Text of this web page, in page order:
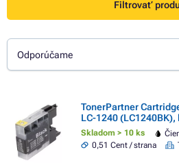
Filtrovať
Odporúčame
TonerPartner
LC-1240
Skladom > 10 ks
0,51 Cent / strana